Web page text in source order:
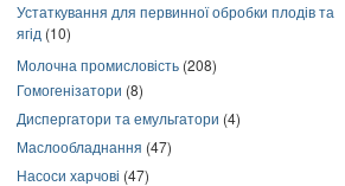
Устаткування для первинної обробки плодів та
ягід (10)
Молочна промисловість (208)
Гомогенізатори (8)
Диспергатори та емульгатори (4)
Маслообладнання (47)
Насоси харчові (47)